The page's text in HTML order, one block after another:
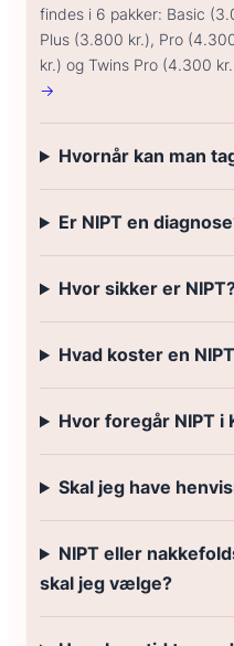
findes i 6 pakker: Basic
Plus (3.800 kr.), Pro
kr.) og Twins Pro (4.300
→
Hvornår kan man
Er NIPT en
Hvor sikker er
Hvad koster en
Hvor foregår NIPT i
Skal jeg have
NIPT eller
skal jeg vælge?